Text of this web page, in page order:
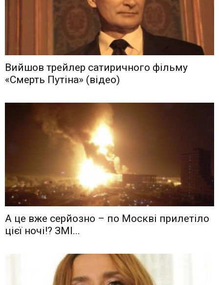
Вийшов трейлер сатиричного фільму
«Смерть Путіна» (відео)
А це вже серйозно – по Москві прилетіло
цієї ночі!? ЗМІ...